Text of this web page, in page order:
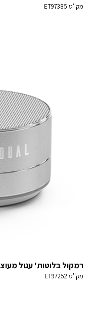
מק''ט ET97385
רמקול בלוטות' עגול
מק''טET97252